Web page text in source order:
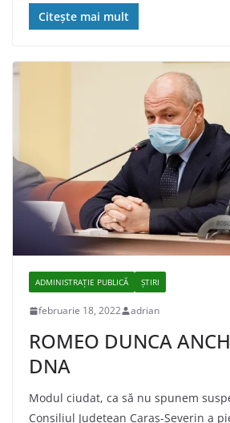
Citește mai mult
ADMINISTRAŢIE PUBLICĂ ȘTIRI
februarie 18, 2022 adrian
ROMEO DUNCA
DNA
Modul ciudat, ca să nu spunem
Consiliul Județean Caraș-Severin a